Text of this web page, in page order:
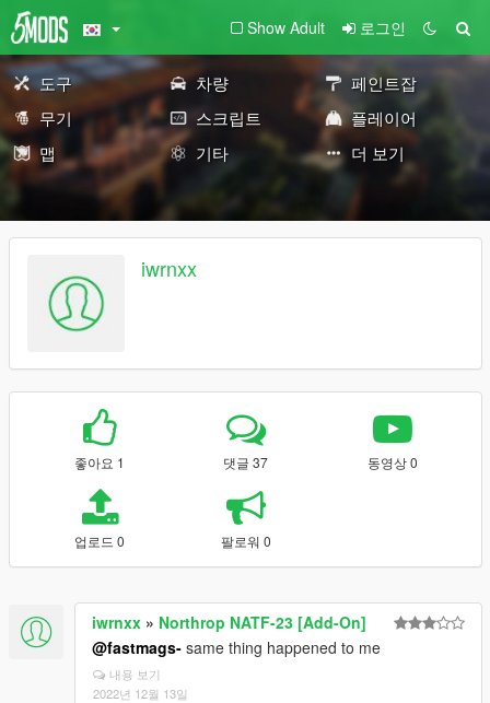
Show Adult 로그인
도구 차량
페인트잡
무기
스크립트
플레이어
맵
기타 더 보기
iwrnxx
좋아요 1 댓글 37 동영상 0
업로드 0 팔로워 0
iwrnxx » Northrop NATF-23 [Add-On]
@fastmags- same thing happened to me
내용 보기
2022년 12월 13일